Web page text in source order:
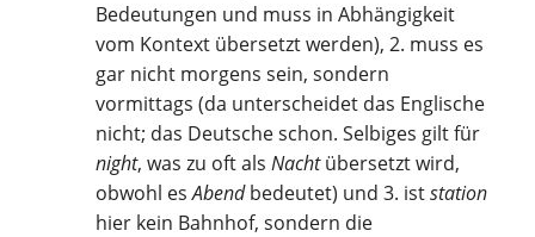
Bedeutungen und muss in Abhängigkeit
vom Kontext übersetzt werden), 2. muss es
gar nicht morgens sein, sondern
vormittags (da unterscheidet das Englische
nicht; das Deutsche schon. Selbiges gilt für
night, was zu oft als Nachtübersetzt wird,
obwohl esAbendbedeutet) und 3. iststation
hier kein Bahnhof, sondern die